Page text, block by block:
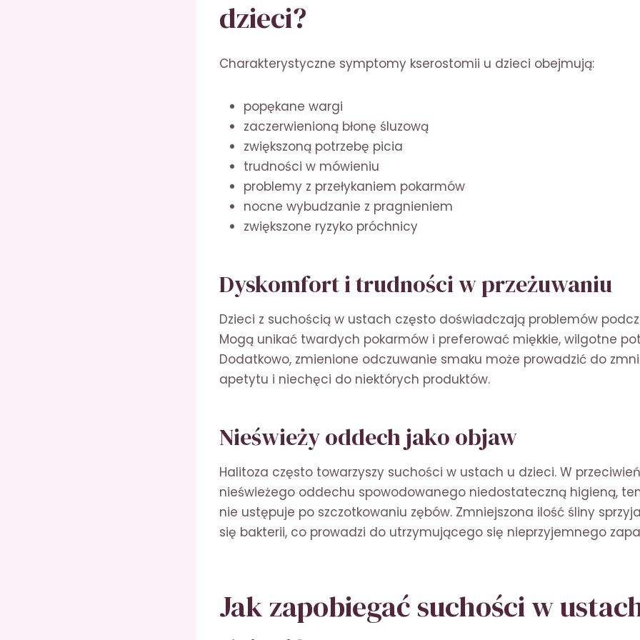
dzieci?
Charakterystyczne symptomy kserostomii u dzieci obejmują:
popękane wargi
zaczerwienioną błonę śluzową
zwiększoną potrzebę picia
trudności w mówieniu
problemy z przełykaniem pokarmów
nocne wybudzanie z pragnieniem
zwiększone ryzyko próchnicy
Dyskomfort i trudności w przeżuwaniu
Dzieci z suchością w ustach często doświadczają problemów
Mogą unikać twardych pokarmów i preferować miękkie, wilgotne
Dodatkowo, zmienione odczuwanie smaku może prowadzić do
apetytu i niechęci do niektórych produktów.
Nieświeży oddech jako objaw
Halitoza często towarzyszy suchości w ustach u dzieci. W
nieświeżego oddechu spowodowanego niedostateczną higieną,
nie ustępuje po szczotkowaniu zębów. Zmniejszona ilość śliny
się bakterii, co prowadzi do utrzymującego się nieprzyjemnego
Jak zapobiegać suchości w